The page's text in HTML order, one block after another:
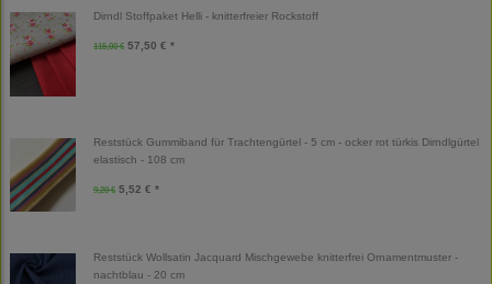
Dirndl Stoffpaket Helli - knitterfreier Rockstoff
115,00 € 57,50 € *
Reststück Gummiband für Trachtengürtel - 5 cm - ocker rot türkis Dirndlgürtel
elastisch - 108 cm
9,20 € 5,52 € *
Reststück Wollsatin Jacquard Mischgewebe knitterfrei Ornamentmuster -
nachtblau - 20 cm